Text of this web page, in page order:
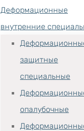
Деформационные
внутренние
защитные
специальные
опалубочные